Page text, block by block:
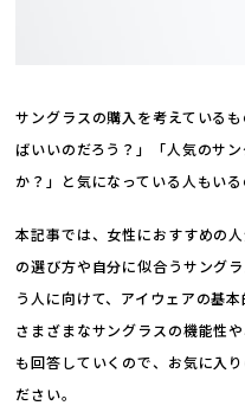
サングラスの購入を考えている
ばいいのだろう？」「人気のサ
か？」と気になっている人もいる
本記事では、女性におすすめの
の選び方や自分に似合うサング
う人に向けて、アイウェアの基
さまざまなサングラスの機能性
も回答していくので、お気に入
ださい。